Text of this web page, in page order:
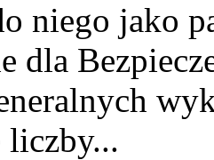
niego jako
dla
liczby...